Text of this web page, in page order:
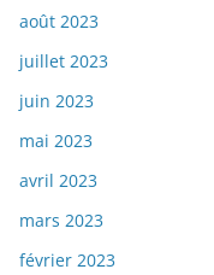
août 2023
juillet 2023
juin 2023
mai 2023
avril 2023
mars 2023
février 2023